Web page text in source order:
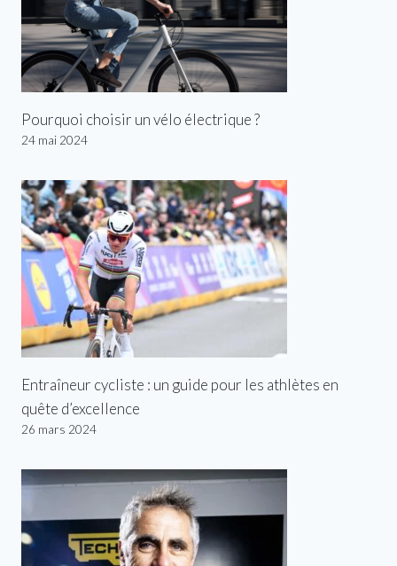
Pourquoi choisir un vélo électrique ?
24 mai 2024
Entraîneur cycliste : un guide pour les athlètes en
quête d’excellence
26 mars 2024